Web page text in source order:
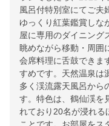
風呂付特別室にてご夫
ゆっくり紅葉鑑賞しな
屋に専用のダイニング
眺めながら移動・周囲
会席料理に舌鼓できま
すめです。天然温泉は
多く渓流露天風呂から
す。特色は、鶴仙渓を
れており20名が浸れる